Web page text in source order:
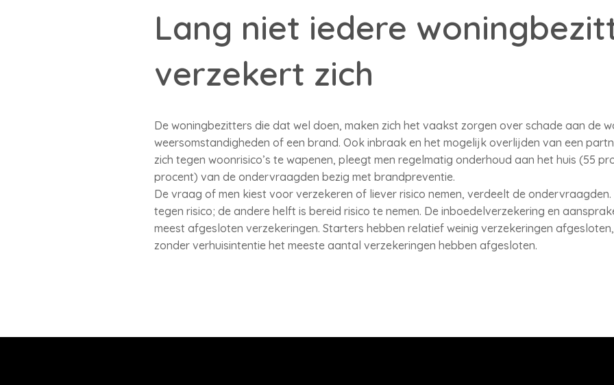
Lang niet iedere
verzekert zich
De woningbezitters die dat wel doen, maken zich het vaakst zorgen over schade aan de
weersomstandigheden of een brand. Ook inbraak en het mogelijk overlijden van een
zich tegen woonrisico’s te wapenen, pleegt men regelmatig onderhoud aan het huis (55
procent) van de ondervraagden bezig met brandpreventie.
De vraag of men kiest voor verzekeren of liever risico nemen, verdeelt de
tegen risico; de andere helft is bereid risico te nemen. De inboedelverzekering en
meest afgesloten verzekeringen. Starters hebben relatief weinig verzekeringen
zonder verhuisintentie het meeste aantal verzekeringen hebben afgesloten.